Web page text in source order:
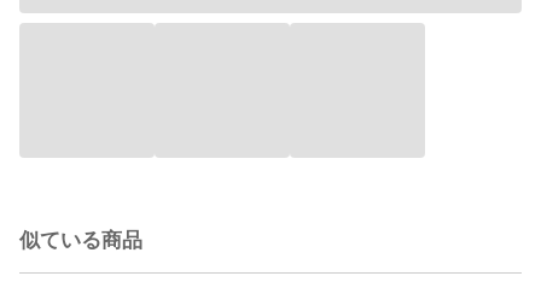
似ている商品